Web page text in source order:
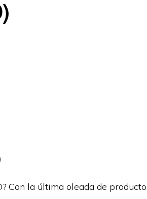
Con la última oleada de